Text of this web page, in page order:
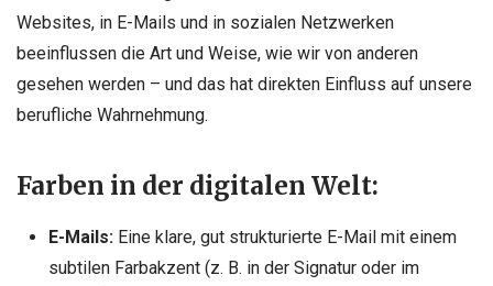
Websites, in E-Mails und in sozialen Netzwerken
beeinflussen die Art und Weise, wie wir von anderen
gesehen werden – und das hat direkten Einfluss auf unsere
berufliche Wahrnehmung.
Farben in der digitalen Welt:
E-Mails:Eine klare, gut strukturierte E-Mail mit einem
subtilen Farbakzent (z. B. in der Signatur oder im